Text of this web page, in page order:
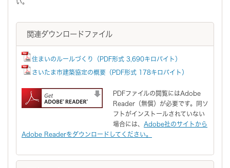
い。
関連ダウンロードファイル
住まいのルールづくり（PDF形式 3,690キロバイト）
さいたま市建築協定の概要（PDF形式 178キロバイト）
PDFファイルの閲覧にはAdobe
Reader（無償）が必要です。同ソ
フトがインストールされていない
場合には、 Adobe社のサイトから
Adobe Readerをダウンロードしてください。